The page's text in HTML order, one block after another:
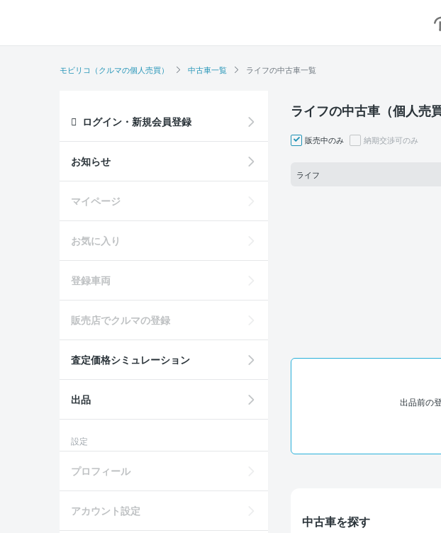
モビリコ（クルマの個人売買） 中古車一覧 ライフの中古車一覧
ライフの中古車（個人売
販売中のみ 納期交渉可のみ
ライフ
出品前の
中古車を探す
ログイン・新規会員登録
お知らせ
マイページ
お気に入り
登録車両
販売店でクルマの登録
査定価格シミュレーション
出品
設定
プロフィール
アカウント設定